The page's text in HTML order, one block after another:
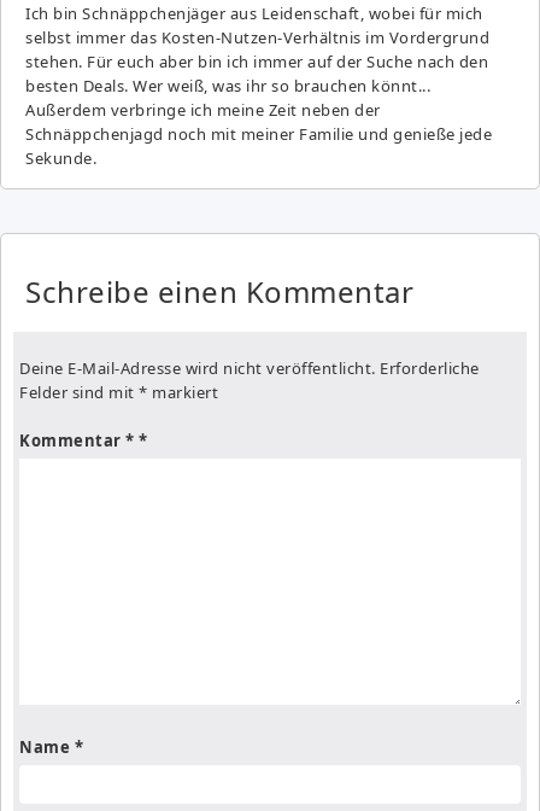
Ich bin Schnäppchenjäger aus Leidenschaft, wobei für mich
selbst immer das Kosten-Nutzen-Verhältnis im Vordergrund
stehen. Für euch aber bin ich immer auf der Suche nach den
besten Deals. Wer weiß, was ihr so brauchen könnt...
Außerdem verbringe ich meine Zeit neben der
Schnäppchenjagd noch mit meiner Familie und genieße jede
Sekunde.
Schreibe einen Kommentar
Deine E-Mail-Adresse wird nicht veröffentlicht. Erforderliche
Felder sind mit * markiert
Kommentar *
Name *